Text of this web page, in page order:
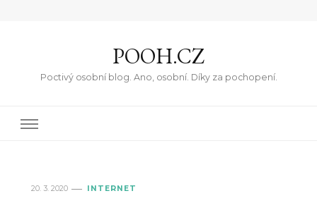
POOH.CZ
Poctivý osobní blog. Ano, osobní. Díky za pochopení.
20. 3. 2020 INTERNET